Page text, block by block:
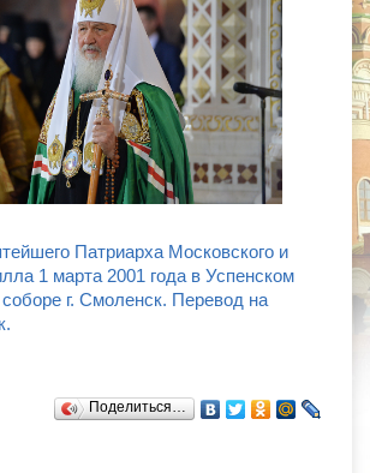
Патриарха Московского и
1 марта 2001 года в Успенском
г. Смоленск. Перевод на
Поделиться…